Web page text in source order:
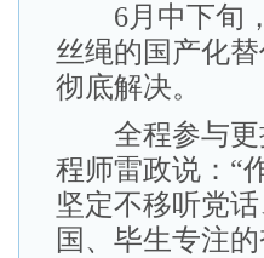
6月中下旬，
丝绳的国产化
彻底解决。
全程参与更
程师雷政说：“
坚定不移听党
国、毕生专注